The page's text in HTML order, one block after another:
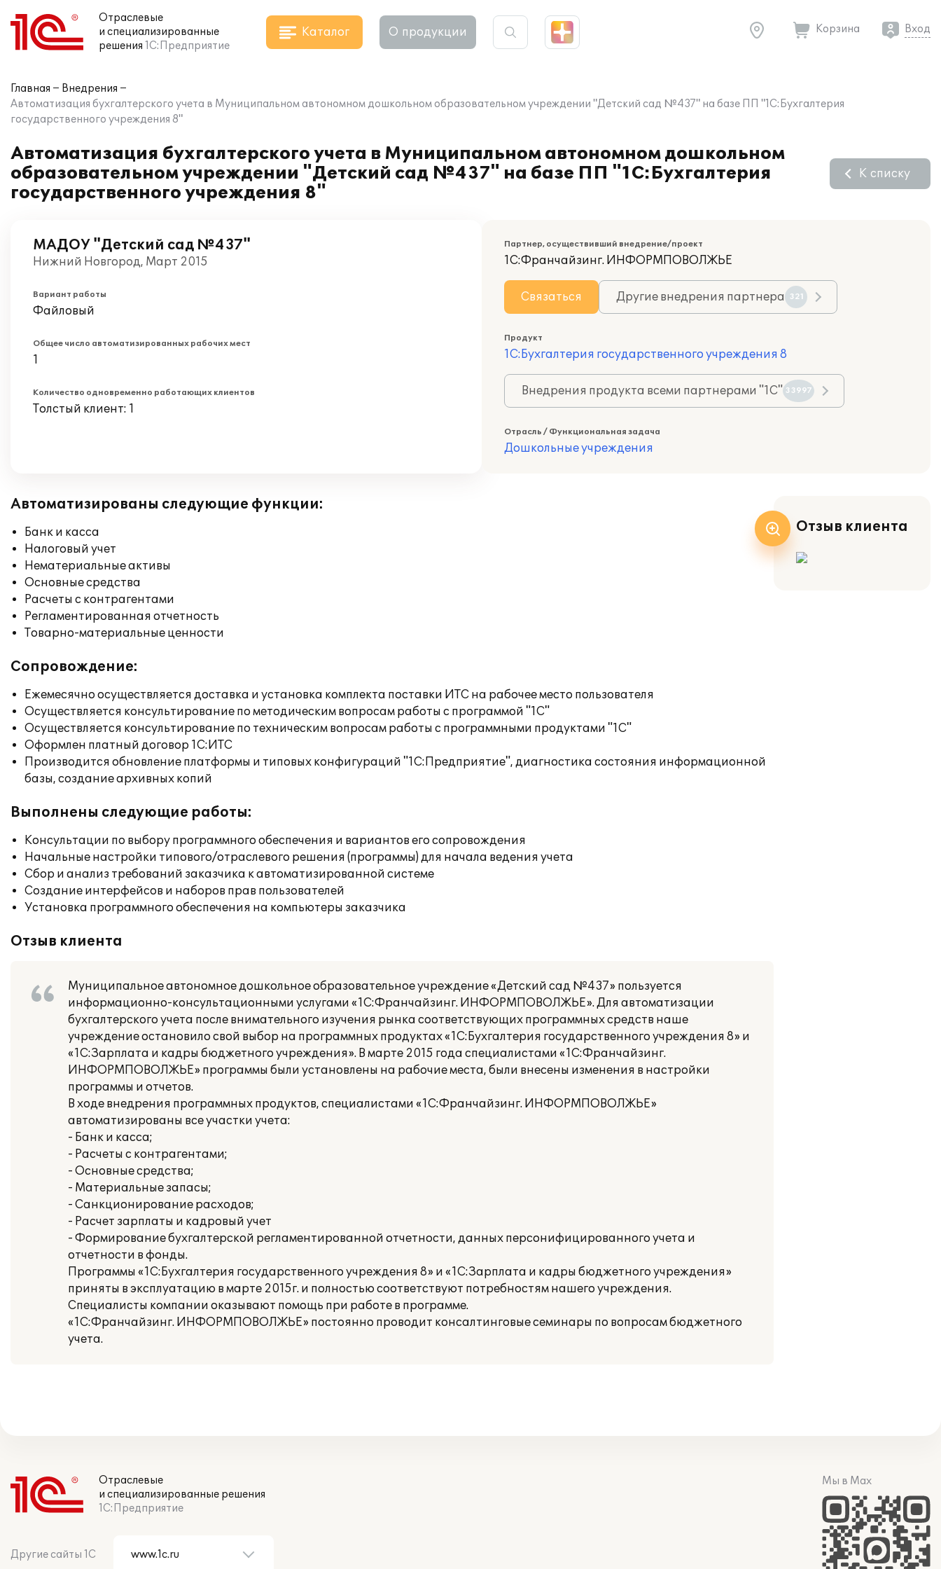
Отраслевые
и специализированные
решения 1С:Предприятие
Каталог О продукции Корзина Вход
Главная
Внедрения
Автоматизация бухгалтерского учета в Муниципальном автономном дошкольном образовательном учреждении "Детский сад №437" на базе ПП "1С:Бухгалтерия
государственного учреждения 8"
Автоматизация бухгалтерского учета в Муниципальном автономном дошкольном
образовательном учреждении "Детский сад №437" на базе ПП "1С:Бухгалтерия
государственного учреждения 8"
К списку
МАДОУ "Детский сад №437"
Нижний Новгород, Март 2015
Вариант работы
Файловый
Общее число автоматизированных рабочих мест
1
Количество одновременно работающих клиентов
Толстый клиент: 1
Партнер, осуществивший внедрение/проект
1С:Франчайзинг. ИНФОРМПОВОЛЖЬЕ
Связаться Другие внедрения партнера 321
Продукт
1С:Бухгалтерия государственного учреждения 8
Внедрения продукта всеми партнерами "1С" 33997
Отрасль / Функциональная задача
Дошкольные учреждения
Автоматизированы следующие функции:
Банк и касса
Налоговый учет
Нематериальные активы
Основные средства
Расчеты с контрагентами
Регламентированная отчетность
Товарно-материальные ценности
Сопровождение:
Ежемесячно осуществляется доставка и установка комплекта поставки ИТС на рабочее место пользователя
Осуществляется консультирование по методическим вопросам работы с программой "1С"
Осуществляется консультирование по техническим вопросам работы с программными продуктами "1С"
Оформлен платный договор 1С:ИТС
Производится обновление платформы и типовых конфигураций "1С:Предприятие", диагностика состояния информационной
базы, создание архивных копий
Выполнены следующие работы:
Консультации по выбору программного обеспечения и вариантов его сопровождения
Начальные настройки типового/отраслевого решения (программы) для начала ведения учета
Сбор и анализ требований заказчика к автоматизированной системе
Создание интерфейсов и наборов прав пользователей
Установка программного обеспечения на компьютеры заказчика
Отзыв клиента
Муниципальное автономное дошкольное образовательное учреждение «Детский сад №437» пользуется
информационно-консультационными услугами «1С:Франчайзинг. ИНФОРМПОВОЛЖЬЕ». Для автоматизации
бухгалтерского учета после внимательного изучения рынка соответствующих программных средств наше
учреждение остановило свой выбор на программных продуктах «1С:Бухгалтерия государственного учреждения 8» и
«1С:Зарплата и кадры бюджетного учреждения». В марте 2015 года специалистами «1С:Франчайзинг.
ИНФОРМПОВОЛЖЬЕ» программы были установлены на рабочие места, были внесены изменения в настройки
программы и отчетов.
В ходе внедрения программных продуктов, специалистами «1С:Франчайзинг. ИНФОРМПОВОЛЖЬЕ»
автоматизированы все участки учета:
- Банк и касса;
- Расчеты с контрагентами;
- Основные средства;
- Материальные запасы;
- Санкционирование расходов;
- Расчет зарплаты и кадровый учет
- Формирование бухгалтерской регламентированной отчетности, данных персонифицированного учета и
отчетности в фонды.
Программы «1С:Бухгалтерия государственного учреждения 8» и «1С:Зарплата и кадры бюджетного учреждения»
приняты в эксплуатацию в марте 2015г. и полностью соответствуют потребностям нашего учреждения.
Специалисты компании оказывают помощь при работе в программе.
«1С:Франчайзинг. ИНФОРМПОВОЛЖЬЕ» постоянно проводит консалтинговые семинары по вопросам бюджетного
учета.
Отзыв клиента
Отраслевые
и специализированные решения
1С:Предприятие
Другие сайты 1С
Мы в Max